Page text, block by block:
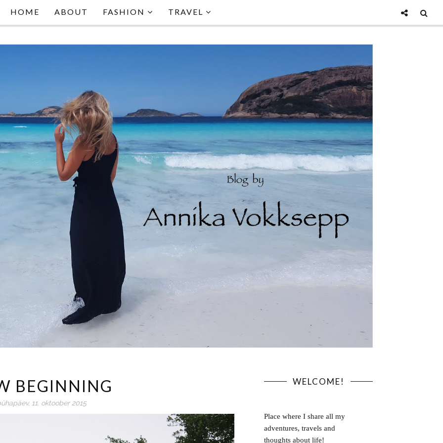
HOME ABOUT FASHION TRAVEL
BEGINNING
11. oktoober 2015
WELCOME!
Place where I share all my
adventures, travels and
thoughts about life!